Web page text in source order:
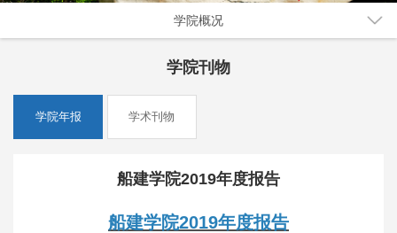
学院概况
学院刊物
学院年报 学术刊物
船建学院2019年度报告
船建学院2019年度报告